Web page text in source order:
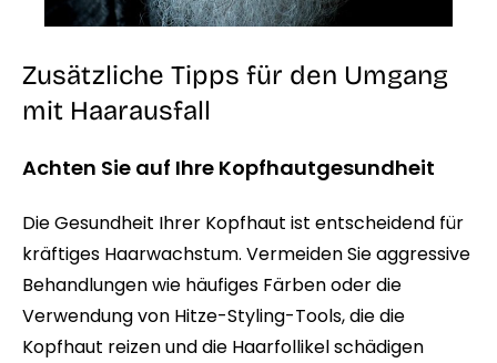
Zusätzliche Tipps für den Umgang
mit Haarausfall
Achten Sie auf Ihre Kopfhautgesundheit
Die Gesundheit Ihrer Kopfhaut ist entscheidend für
kräftiges Haarwachstum. Vermeiden Sie aggressive
Behandlungen wie häufiges Färben oder die
Verwendung von Hitze-Styling-Tools, die die
Kopfhaut reizen und die Haarfollikel schädigen